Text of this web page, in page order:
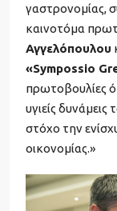
γαστρονομίας,
καινοτόμα
Αγγελόπουλου
«Sympossio
πρωτοβουλίες
υγιείς
στόχο την
οικονομίας.»